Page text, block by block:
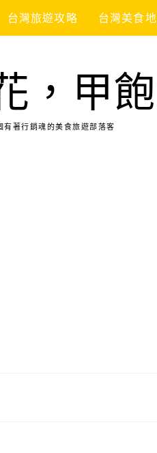
台灣旅遊攻略 台灣美食
，甲
有著行銷魂的美食旅遊部落客